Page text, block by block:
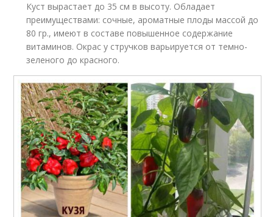
Куст вырастает до 35 см в высоту. Обладает
преимуществами: сочные, ароматные плоды массой до
80 гр., имеют в составе повышенное содержание
витаминов. Окрас у стручков варьируется от темно-
зеленого до красного.